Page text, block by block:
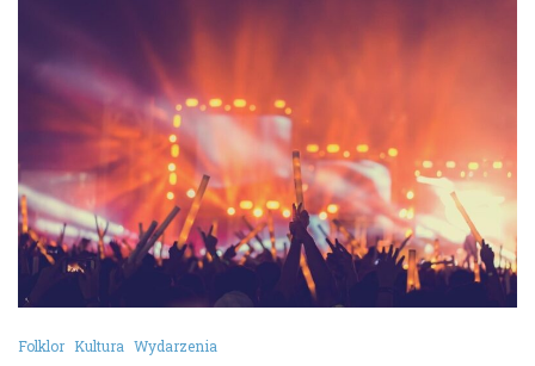
Folklor Kultura Wydarzenia